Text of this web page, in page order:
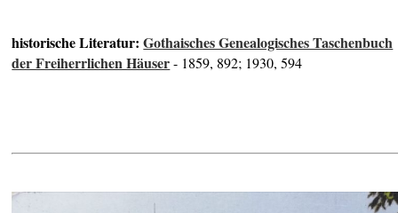
historische Literatur:Gothaisches Genealogisches Taschenbuch
der Freiherrlichen Häuser- 1859, 892; 1930, 594